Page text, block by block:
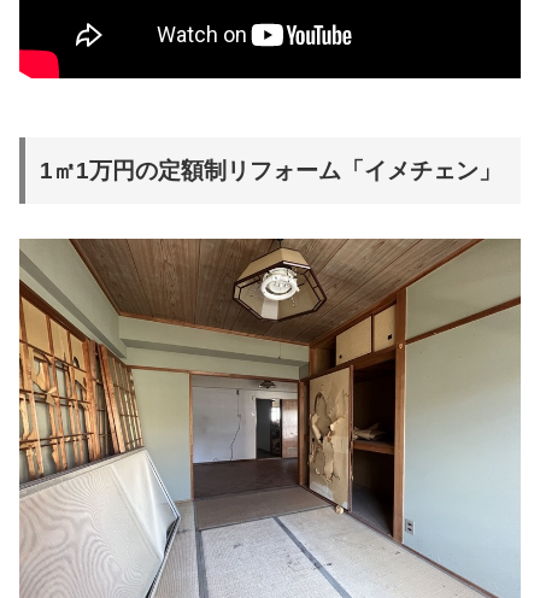
1㎡1万円の定額制リフォーム「イメチェン」